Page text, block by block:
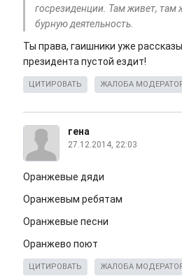
госрезиденции. Там живет, там
бурную деятельность.
Ты права, гаишники уже
президента пустой ездит!
ЦИТИРОВАТЬ ЖАЛОБА
гена
27.12.2014, 22:03
Оранжевые дяди
Оранжевым ребятам
Оранжевые песни
Оранжево поют
ЦИТИРОВАТЬ ЖАЛОБА